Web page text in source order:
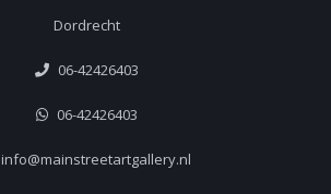
Dordrecht
06-42426403
06-42426403
info@mainstreetartgallery.nl